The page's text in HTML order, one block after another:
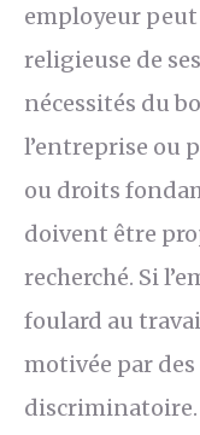
employeur
religieuse de
nécessités du
l’entreprise ou
ou droits
doivent être
recherché. Si
foulard au
motivée par
discriminatoire.